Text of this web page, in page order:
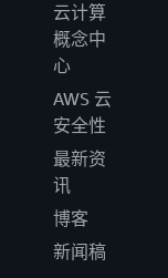
云计算
概念中
心
AWS 云
安全性
最新资
讯
博客
新闻稿